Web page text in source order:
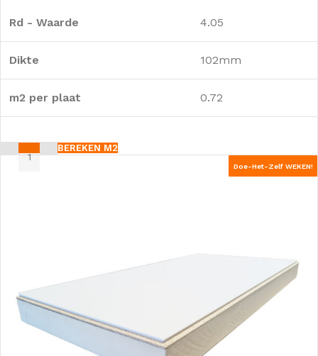
Rd - Waarde 4.05
Dikte 102mm
m2 per plaat 0.72
BEREKEN M2
Doe-Het-Zelf WEKEN!